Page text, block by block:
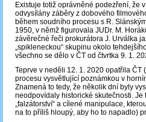
Existuje totiž oprávněné podezření, že
odvysílány záběry z dobového
během soudního procesu s R.
1950, v němž figurovala JUDr. M.
závěrečné řeči prokurátora J. Urválka
„spikleneckou“ skupinu okolo
všechno se dělo v ČT od čtvrtka 9. 1.
Teprve v neděli 12. 1. 2020 opatřila
procesu vysvětlující poznámkou v
Znamená to tedy, že několik dní byly
neodpovídaly historické skutečnosti.
„falzátorství“ a cílené manipulace,
na to příliš hloupý, aby ho to napadlo)